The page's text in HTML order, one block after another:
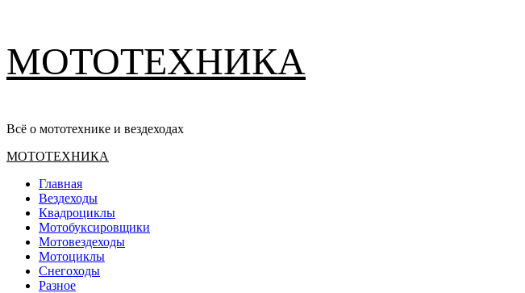
содержимому
МОТОТЕХНИКА
Всё о мототехнике и вездеходах
Основное
МОТОТЕХНИКА
Главная
Вездеходы
Квадроциклы
Мотобуксировщики
Мотовездеходы
Мотоциклы
Снегоходы
Разное